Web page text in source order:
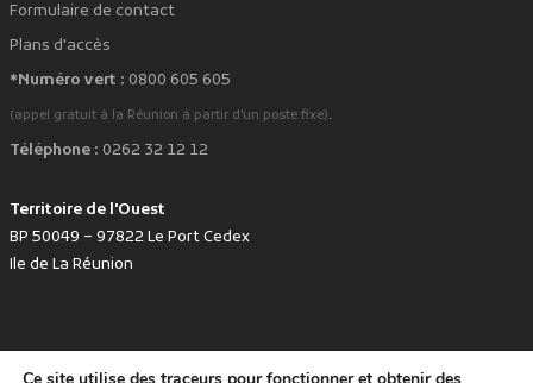
Formulaire de contact
Plans d'accès
*Numéro vert : 0800 605 605
(appel gratuit à la Réunion à partir d'un poste fixe).
Téléphone : 0262 32 12 12
Territoire de l'Ouest
BP 50049 – 97822 Le Port Cedex
Ile de La Réunion